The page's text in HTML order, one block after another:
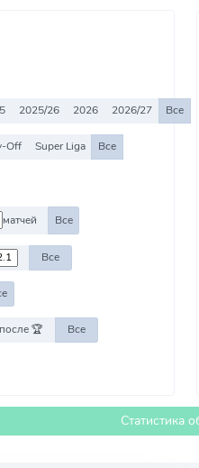
2025/26 2026 2026/27 Все
Off Super Liga Все
матчей Все
Все
🏆 Все
Статистика